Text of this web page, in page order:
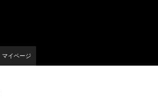
マイページ